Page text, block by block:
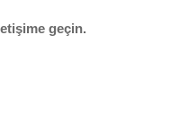
geçin.